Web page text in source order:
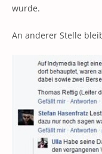
wurde.
An anderer Stelle